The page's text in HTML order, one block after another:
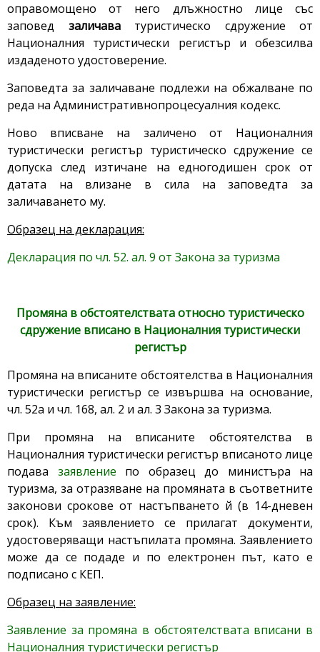
оправомощено от него длъжностно лице със
заповед заличава туристическо сдружение от
Националния туристически регистър и обезсилва
издаденото удостоверение.
Заповедта за заличаване подлежи на обжалване по
реда на Административнопроцесуалния кодекс.
Ново вписване на заличено от Националния
туристически регистър туристическо сдружение се
допуска след изтичане на едногодишен срок от
датата на влизане в сила на заповедта за
заличаването му.
Образец на декларация:
Декларация по чл. 52. ал. 9 от Закона за туризма
Промяна в обстоятелствата относно туристическо
сдружение вписано в Националния туристически
регистър
Промяна на вписаните обстоятелства в Националния
туристически регистър се извършва на основание,
чл. 52а и чл. 168, ал. 2 и ал. 3 Закона за туризма.
При промяна на вписаните обстоятелства в
Националния туристически регистър вписаното лице
подава заявление по образец до министъра на
туризма, за отразяване на промяната в съответните
законови срокове от настъпването й (в 14-дневен
срок). Към заявлението се прилагат документи,
удостоверяващи настъпилата промяна. Заявлението
може да се подаде и по електронен път, като е
подписано с КЕП.
Образец на заявление:
Заявление за промяна в обстоятелствата вписани в
Националния туристически регистър